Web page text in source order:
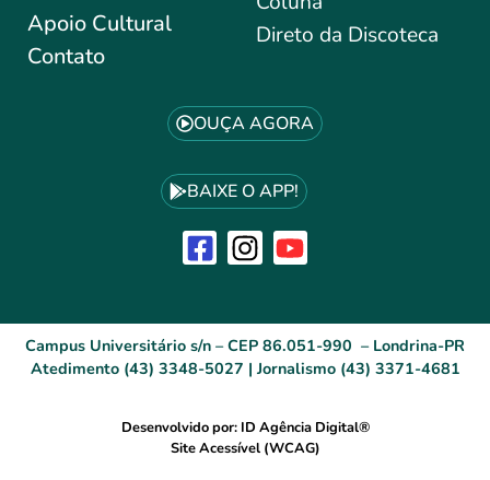
Apoio Cultural
Contato
Direto da Discoteca
OUÇA AGORA
BAIXE O APP!
Campus Universitário s/n – CEP 86.051-990 – Londrina-PR
Atedimento (43) 3348-5027 | Jornalismo (43) 3371-4681
Desenvolvido por: ID Agência Digital®
Site Acessível (WCAG)